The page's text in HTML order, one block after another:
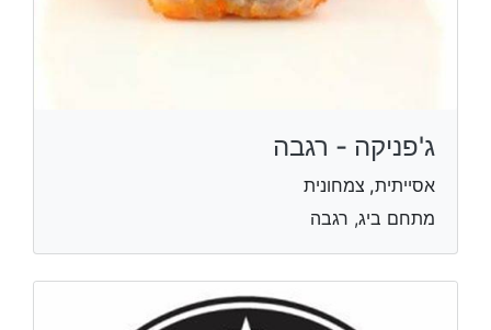
ג'פניקה - רגבה
אסייתית, צמחונית
מתחם ביג, רגבה